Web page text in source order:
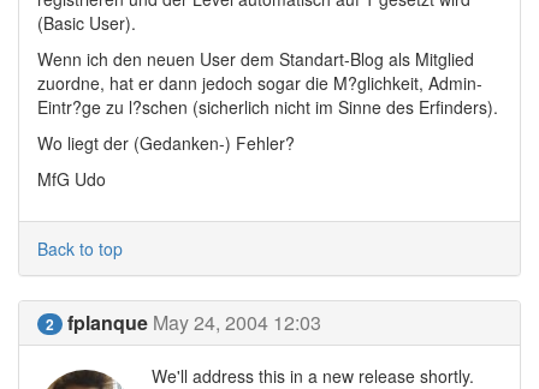
(Basic User).
Wenn ich den neuen User dem Standart-Blog als Mitglied
zuordne, hat er dann jedoch sogar die M?glichkeit, Admin-
Eintr?ge zu l?schen (sicherlich nicht im Sinne des Erfinders).
Wo liegt der (Gedanken-) Fehler?
MfG Udo
Back to top
2 fplanque May 24, 2004 12:03
We'll address this in a new release shortly.